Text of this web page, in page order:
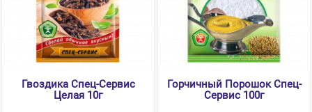
Гвоздика Спец-Сервис
Целая 10г
Горчичный Порошок Спец-
Сервис 100г